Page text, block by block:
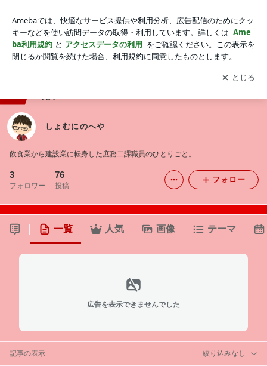
アプリをダウンロードして ブログの更新通知
を受け取りまし
ょう。
開く
407
しょむにのへや
飲食業から建設業に転身した庶務二課職員のひとりごと。
3
フォロワー
76
投稿
フォロー
一覧 人気 画像 テーマ
広告を表示できませんでした
記事の表示 絞り込みなし